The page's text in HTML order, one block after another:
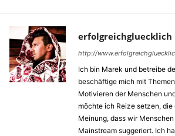
erfolgreichgluecklich
http://
Ich bin Marek und betreibe
beschäftige mich mit
Motivieren der Menschen
möchte ich Reize setzen,
Meinung, dass wir
Mainstream suggeriert. Ich